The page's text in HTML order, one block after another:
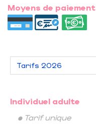
Moyens de paiement
Individuel adulte
• Tarif unique